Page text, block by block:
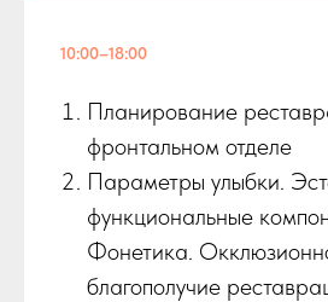
10:00–18:00
Планирование
фронтальном отделе
Параметры улыбки.
функциональные
Фонетика.
благополучие